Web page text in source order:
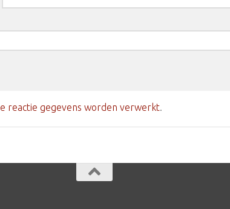
reactie gegevens worden verwerkt.